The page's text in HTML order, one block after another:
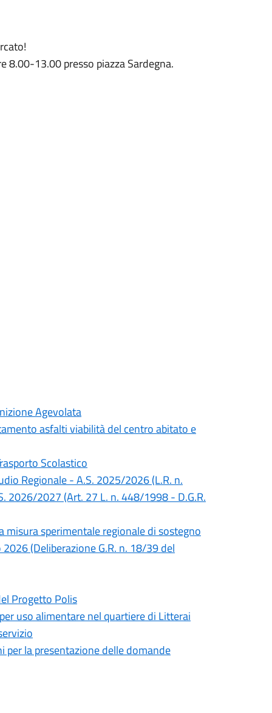
8.00-13.00 presso piazza Sardegna.
Agevolata
asfalti viabilità del centro abitato e
Scolastico
Regionale - A.S. 2025/2026 (L.R. n.
2026/2027 (Art. 27 L. n. 448/1998 - D.G.R.
misura sperimentale regionale di sostegno
(Deliberazione G.R. n. 18/39 del
Progetto Polis
uso alimentare nel quartiere di Litterai
la presentazione delle domande